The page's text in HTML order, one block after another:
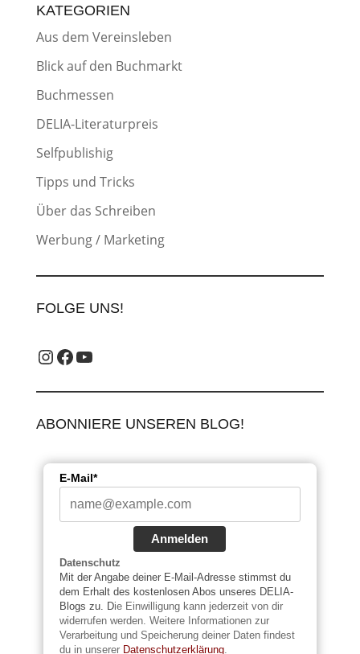
KATEGORIEN
Aus dem Vereinsleben
Blick auf den Buchmarkt
Buchmessen
DELIA-Literaturpreis
Selfpublishig
Tipps und Tricks
Über das Schreiben
Werbung / Marketing
FOLGE UNS!
Instagram_label
Facebook-LabelYouTube-Label
ABONNIERE UNSEREN BLOG!
E-Mail*
Anmelden
Datenschutz
Mit der Angabe deiner E-Mail-Adresse stimmst du
dem Erhalt des kostenlosen Abos unseres DELIA-
Blogs zu. Die Einwilligung kann jederzeit von dir
widerrufen werden. Weitere Informationen zur
Verarbeitung und Speicherung deiner Daten findest
du in unserer Datenschutzerklärung.